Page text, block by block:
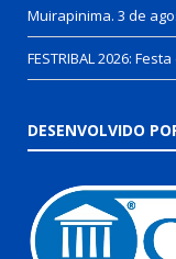
Muirapinima. 3 de
FESTRIBAL 2026:
DESENVOLVIDO